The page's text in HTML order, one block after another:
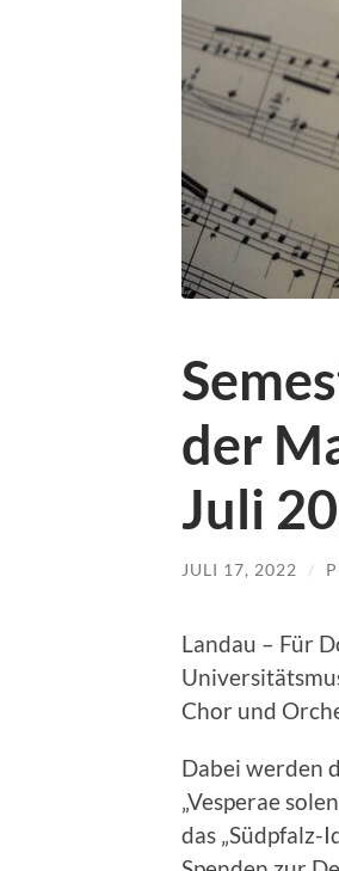
der
Juli
JULI 17, 2022 /
Landau – Für
Chor und
Dabei werden
„Vesperae
das